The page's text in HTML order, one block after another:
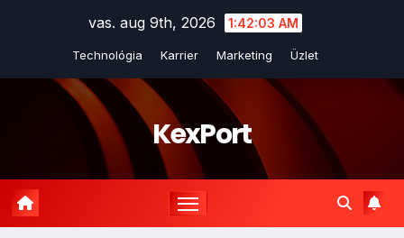
vas. aug 9th, 2026 1:42:04 AM
Technológia Karrier Marketing Üzlet
KexPort